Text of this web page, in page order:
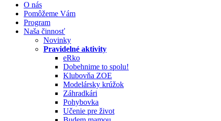
O nás
Pomôžeme Vám
Program
Naša činnosť
Novinky
Pravidelné aktivity
eRko
Dobehnime to spolu!
Klubovňa ZOE
Modelársky krúžok
Záhradkári
Pohybovka
Učenie pre život